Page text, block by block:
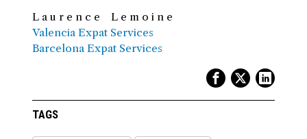
L a u r e n c e L e m o i n e
Valencia Expat Services
Barcelona Expat Services
TAGS